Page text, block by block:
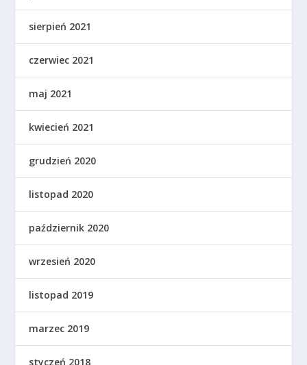
sierpień 2021
czerwiec 2021
maj 2021
kwiecień 2021
grudzień 2020
listopad 2020
październik 2020
wrzesień 2020
listopad 2019
marzec 2019
styczeń 2018